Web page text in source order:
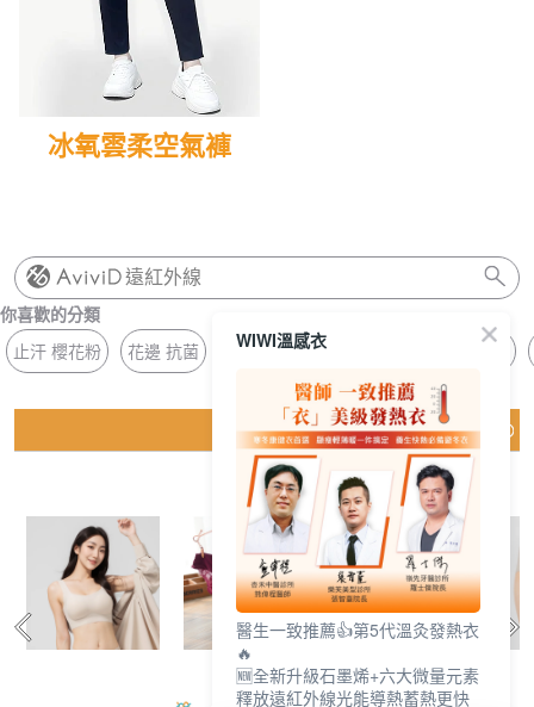
冰氧雲柔空氣褲
遠紅外線
你喜歡的分類
止汗 櫻花粉
花邊 抗菌 長版 方領 抗菌 無痕褲
猜你喜歡
WIWI溫感衣
醫生一致推薦👍第5代溫灸發熱衣
🔥
🆕全新升級石墨烯+六大微量元素
釋放遠紅外線光能導熱蓄熱更快